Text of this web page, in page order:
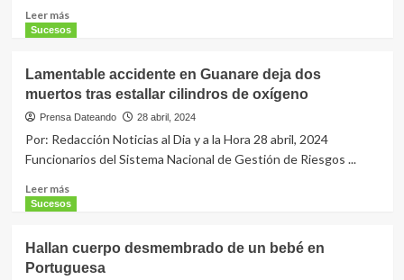
contra
Leer másLeer
más
muertos
dejó
choque
de
con
policiales
Sucesos
Lamentable accidente en Guanare deja dos
muertos tras estallar cilindros de oxígeno
Prensa Dateando 28 abril, 2024
Por: Redacción Noticias al Dia y a la Hora 28 abril, 2024
Funcionarios del Sistema Nacional de Gestión de Riesgos ...
Leer másLeer
más
accidente
en
Sucesos
Hallan cuerpo desmembrado de un bebé en
Portuguesa